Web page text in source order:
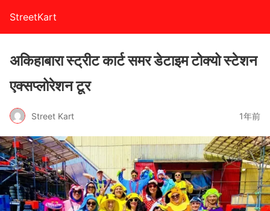
StreetKart
अकिहाबारा स्ट्रीट कार्ट समर डेटाइम टोक्यो स्टेशन
एक्सप्लोरेशन टूर
Street Kart 1年前